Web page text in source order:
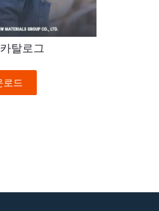
탈로그
로드